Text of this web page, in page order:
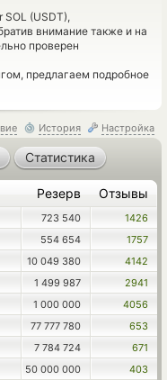
(USDT),
внимание также и на
проверен
предлагаем подробное
История Настройка
Статистика
Резерв Отзывы
723 540
1426
554 654
1757
10 049 380
4142
1 499 987
2941
1 000 000
4056
77 777 780
653
7 784 724
671
50 000 000
403